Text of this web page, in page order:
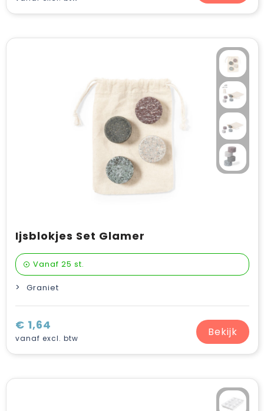
Ijsblokjes Set Glamer
Vanaf 25 st.
Graniet
€ 1,64
vanaf excl. btw Bekijk